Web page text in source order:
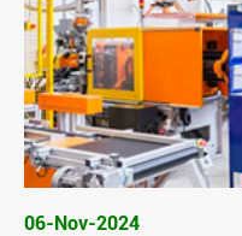
06-Nov-2024